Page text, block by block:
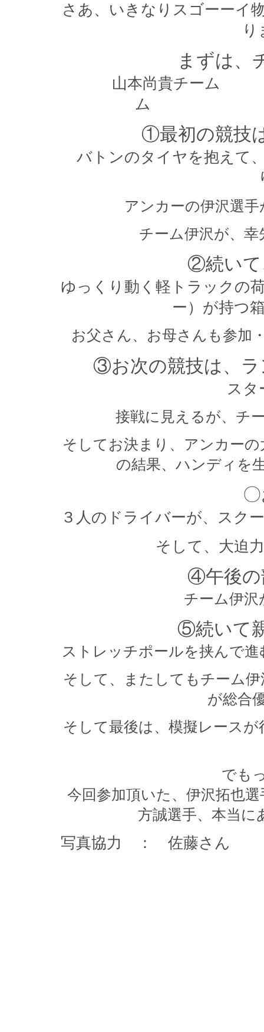
さあ、いきなりスゴーーイ
り
まずは、
山本尚貴チ
ム 塚越
①最初の競技
バトンのタイヤを抱えて
アンカーの伊沢選
チーム伊沢が、
②続いて
ゆっくり動く軽トラックの
ー）が持つ
お父さん、お母さんも参加
③お次の競技は、ラ
スタ
接戦に見えるが、チ
そしてお決まり、アンカー
の結果、ハンディを
３人のドライバーが、スク
そして、大迫
④午後の
チーム伊沢
⑤続いて
ストレッチポールを挟んで
そして、またしてもチーム
が総合
そして最後は、模擬レース
でも
今回参加頂いた、伊沢拓也
方誠選手、本当
写真協力 ： 佐藤さん